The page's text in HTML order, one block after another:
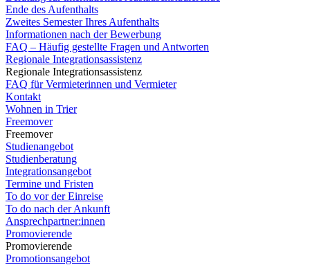
Ende des Aufenthalts
Zweites Semester Ihres Aufenthalts
Informationen nach der Bewerbung
FAQ – Häufig gestellte Fragen und Antworten
Regionale Integrationsassistenz
Regionale Integrationsassistenz
FAQ für Vermieterinnen und Vermieter
Kontakt
Wohnen in Trier
Freemover
Freemover
Studienangebot
Studienberatung
Integrationsangebot
Termine und Fristen
To do vor der Einreise
To do nach der Ankunft
Ansprechpartner:innen
Promovierende
Promovierende
Promotionsangebot